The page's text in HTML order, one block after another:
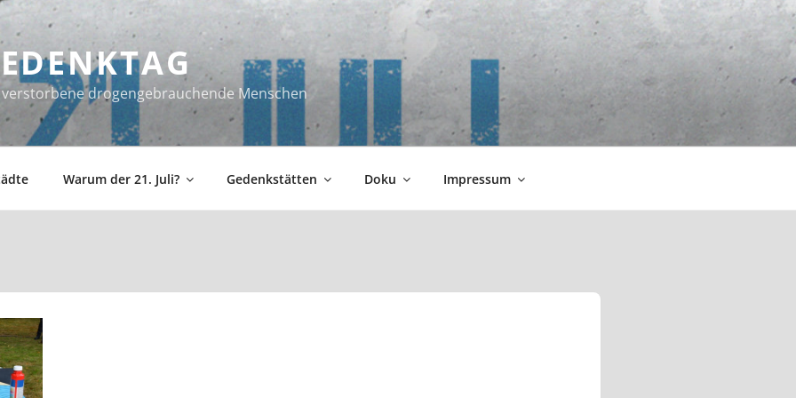
drogengebrauchende Menschen
Warum der 21. Juli? Gedenkstätten Doku Impressum